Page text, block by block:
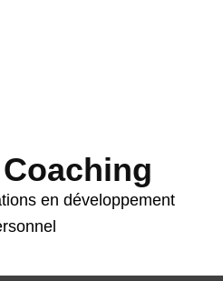
en développement